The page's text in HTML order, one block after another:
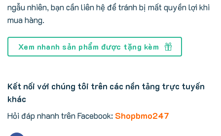
ngẫu nhiên, bạn cần liên hệ để tránh bị mất quyền lợi khi
mua hàng.
Xem nhanh sản phẩm được tặng kèm
Kết nối với chúng tôi trên các nền tảng trực tuyến
khác
Hỏi đáp nhanh trên Facebook: Shopbmo247